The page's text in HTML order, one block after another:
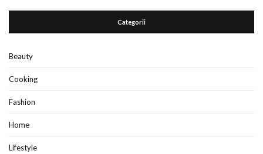
Categorii
Beauty
Cooking
Fashion
Home
Lifestyle